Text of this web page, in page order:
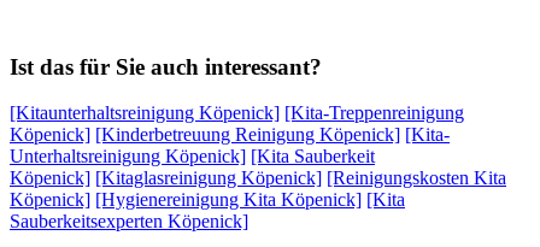
Ist das für Sie auch interessant?
[Kitaunterhaltsreinigung Köpenick] [Kita-Treppenreinigung
Köpenick] [Kinderbetreuung Reinigung Köpenick] [Kita-
Unterhaltsreinigung Köpenick] [Kita Sauberkeit
Köpenick] [Kitaglasreinigung Köpenick] [Reinigungskosten Kita
Köpenick] [Hygienereinigung Kita Köpenick] [Kita
Sauberkeitsexperten Köpenick]